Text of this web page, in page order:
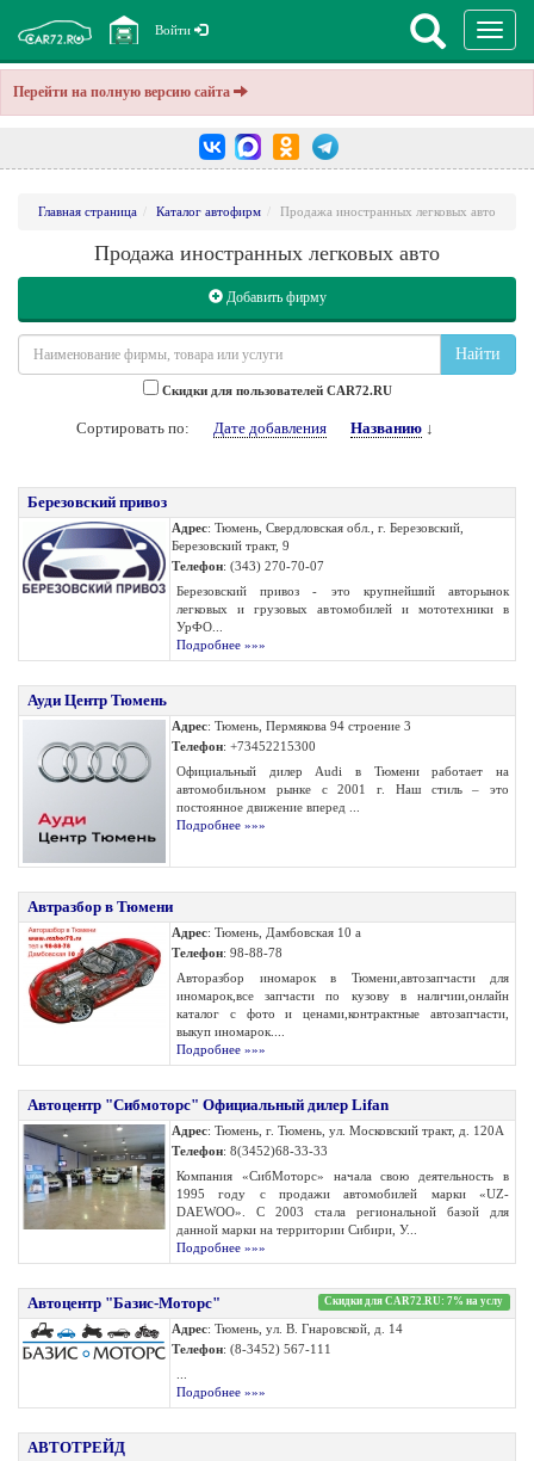
Перейти на полную версию сайта
Войти
Главная страница Каталог автофирм Продажа иностранных легковых авто
Продажа иностранных легковых авто
Добавить фирму
Найти
Cкидки для пользователей CAR72.RU
Сортировать по: Дате добавления Названию ↓
Березовский привоз
Адрес: Тюмень, Свердловская обл., г. Березовский,
Березовский тракт, 9
Телефон: (343) 270-70-07
Березовский привоз - это крупнейший авторынок
легковых и грузовых автомобилей и мототехники в
УрФО...
Подробнее »»»
Ауди Центр Тюмень
Адрес: Тюмень, Пермякова 94 строение 3
Телефон: +73452215300
Официальный дилер Audi в Тюмени работает на
автомобильном рынке с 2001 г. Наш стиль – это
постоянное движение вперед ...
Подробнее »»»
Автразбор в Тюмени
Адрес: Тюмень, Дамбовская 10 а
Телефон: 98-88-78
Авторазбор иномарок в Тюмени,автозапчасти для
иномарок,все запчасти по кузову в наличии,oнлайн
каталог с фото и ценами,контрактные автозапчасти,
выкуп иномарок....
Подробнее »»»
Автоцентр "Сибмоторс" Официальный дилер Lifan
Адрес: Тюмень, г. Тюмень, ул. Московский тракт, д. 120А
Телефон: 8(3452)68-33-33
Компания «СибМоторс» начала свою деятельность в
1995 году с продажи автомобилей марки «UZ-
DAEWOO». С 2003 стала региональной базой для
данной марки на территории Сибири, У...
Подробнее »»»
Автоцентр "Базис-Моторс" Скидки для CAR72.RU: 7% на услу
Адрес: Тюмень, ул. В. Гнаровской, д. 14
Телефон: (8-3452) 567-111
Подробнее »»»
АВТОТРЕЙД